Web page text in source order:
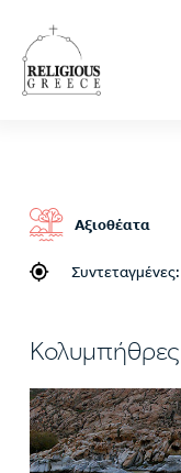
προς
κυρίως
περιεχόμενο
Αξιοθέατα
Συντεταγμένες:
Κολυμπήθρες